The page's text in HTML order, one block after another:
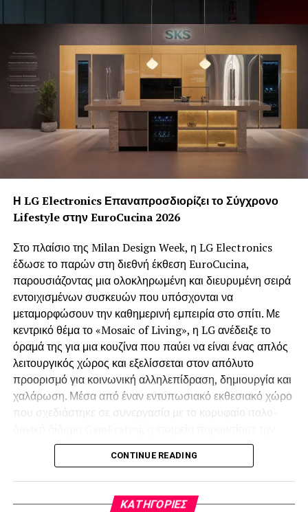
Προσθέτουμε μια κουταλιά βούτυρο και το λεμόνι
ανακατεύουμε καλά και περιχύνουμε με την σάλτσα τους
Αφήνουμε να πάρουν μια βράση ανακινώντας την
κατσαρόλα για να διαχυθεί η σάλτσα παντού.
Αφήνουμε να «σταθεί» για λίγο το φαγητό μας και
σερβίρουμε.
Κουνουπίδι au gratin: “Ένα λαχανικό θησαυρός…”
DON'T MISS
Τα οφέλη του Ξινολάχανου (Sauerkraut)
Η LG Electronics Επαναπροσδιορίζει το Σύγχρονο
Lifestyle στην EuroCucina 2026
Στο πλαίσιο της Milan Design Week, η LG Electronics
έδωσε το παρών στη διεθνή έκθεση EuroCucina,
παρουσιάζοντας μια ολοκληρωμένη και διευρυμένη σειρά
εντοιχισμένων συσκευών που υπόσχονται να
μεταμορφώσουν την καθημερινή εμπειρία στο σπίτι. Με
κεντρικό θέμα το «Mosaic of Living», η LG ανέδειξε το
όραμά της για μια κουζίνα που παύει να είναι ένας απλός
λειτουργικός χώρος και εξελίσσεται στον απόλυτο
προορισμό για κοινωνική αλληλεπίδραση, δημιουργία και
χαλάρωση. Μέσα από έναν εντυπωσιακό εκθεσιακό χώρο
που σχεδιάστηκε σε συνεργασία με το κορυφαίο ιταλο-
ultra-premium σειρά Signature Kitchen Suite (SKS) και
τη νέα σειρά LG Built-in, προσφέροντας εξατομικευμένες
λύσεις που εναρμονίζονται πλήρως με τις απαιτητικές
τάσεις του σύγχρονου ευρωπαϊκού design.
CONTINUE READING
KΑΤΗΓΟΡΊΕΣ